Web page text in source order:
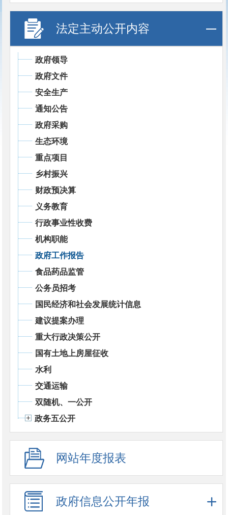
法定主动公开内容
政府领导
政府文件
安全生产
通知公告
政府采购
生态环境
重点项目
乡村振兴
财政预决算
义务教育
行政事业性收费
机构职能
政府工作报告
食品药品监管
公务员招考
国民经济和社会发展统计信息
建议提案办理
重大行政决策公开
国有土地上房屋征收
水利
交通运输
双随机、一公开
政务五公开
网站年度报表
政府信息公开年报